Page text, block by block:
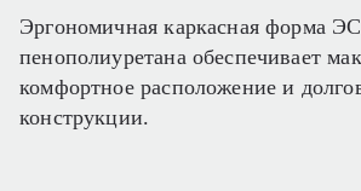
Эргономичная каркасная форма
пенополиуретана обеспечивает
комфортное расположение и
конструкции.